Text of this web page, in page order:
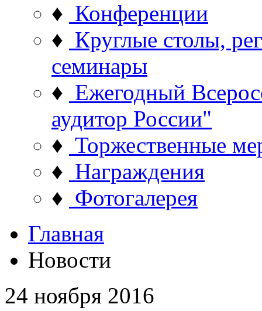
♦ Конференции
♦ Круглые столы,
семинары
♦ Ежегодный
аудитор России"
♦ Торжественные
♦ Награждения
♦ Фотогалерея
Главная
Новости
24 ноября 2016